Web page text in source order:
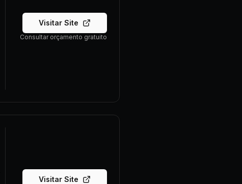
Visitar Site
Consultar orçamento gratuito
Visitar Site